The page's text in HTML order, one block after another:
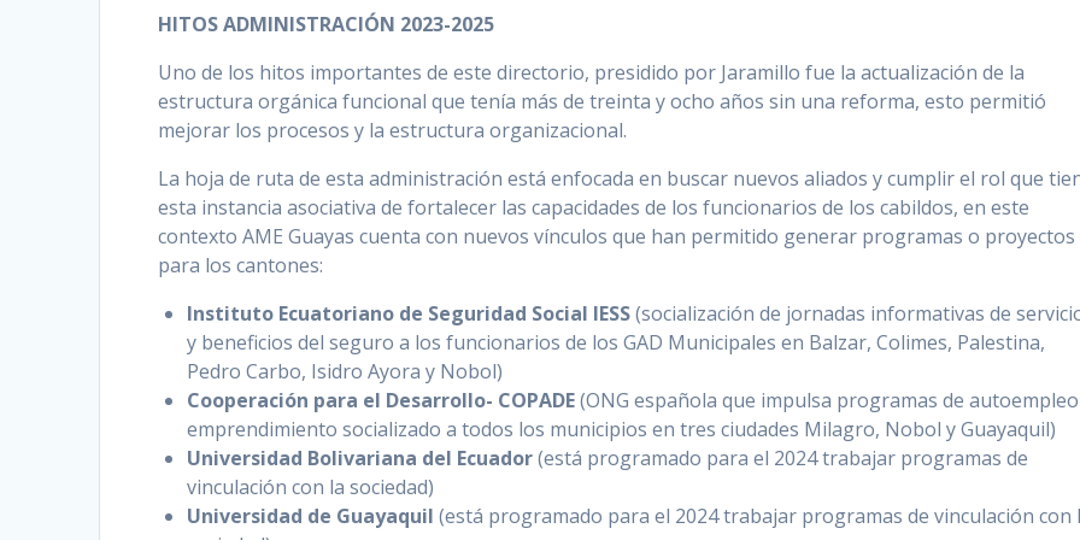
HITOS ADMINISTRACIÓN 2023-2025
Uno de los hitos importantes de este directorio, presidido por Jaramillo fue la actualización de la
estructura orgánica funcional que tenía más de treinta y ocho años sin una reforma, esto permitió
mejorar los procesos y la estructura organizacional.
La hoja de ruta de esta administración está enfocada en buscar nuevos aliados y cumplir el rol que
esta instancia asociativa de fortalecer las capacidades de los funcionarios de los cabildos, en este
contexto AME Guayas cuenta con nuevos vínculos que han permitido generar programas o proyectos
para los cantones:
Instituto Ecuatoriano de Seguridad Social IESS(socialización de jornadas informativas de
y beneficios del seguro a los funcionarios de los GAD Municipales en Balzar, Colimes, Palestina,
Pedro Carbo, Isidro Ayora y Nobol)
Cooperación para el Desarrollo- COPADE(ONG española que impulsa programas de
emprendimiento socializado a todos los municipios en tres ciudades Milagro, Nobol y Guayaquil)
Universidad Bolivariana del Ecuador(está programado para el 2024 trabajar programas de
vinculación con la sociedad)
Universidad de Guayaquil (está programado para el 2024 trabajar programas de vinculación con